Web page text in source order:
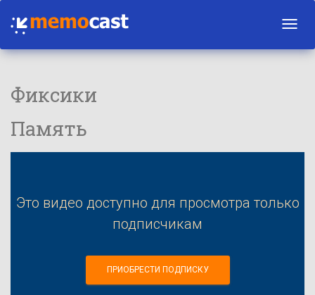
Фиксики
Память
Это видео доступно для просмотра только
подписчикам
ПРИОБРЕСТИ ПОДПИСКУ